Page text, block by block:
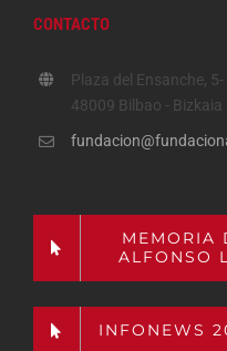
CONTACTO
Plaza del Ensanche, 5-
48009 Bilbao - Bizkaia
MEMORIA
ALFONSO
INFONEWS